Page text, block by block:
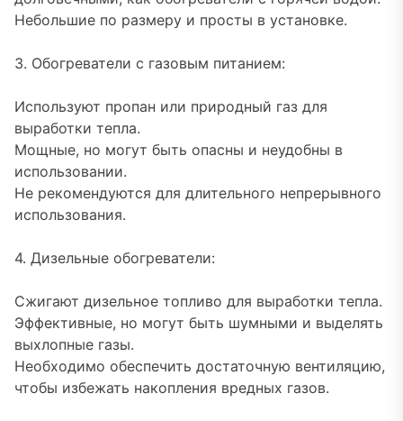
Небольшие по размеру и просты в установке.
3. Обогреватели с газовым питанием:
Используют пропан или природный газ для
выработки тепла.
Мощные, но могут быть опасны и неудобны в
использовании.
Не рекомендуются для длительного непрерывного
использования.
4. Дизельные обогреватели:
Сжигают дизельное топливо для выработки тепла.
Эффективные, но могут быть шумными и выделять
выхлопные газы.
Необходимо обеспечить достаточную вентиляцию,
чтобы избежать накопления вредных газов.